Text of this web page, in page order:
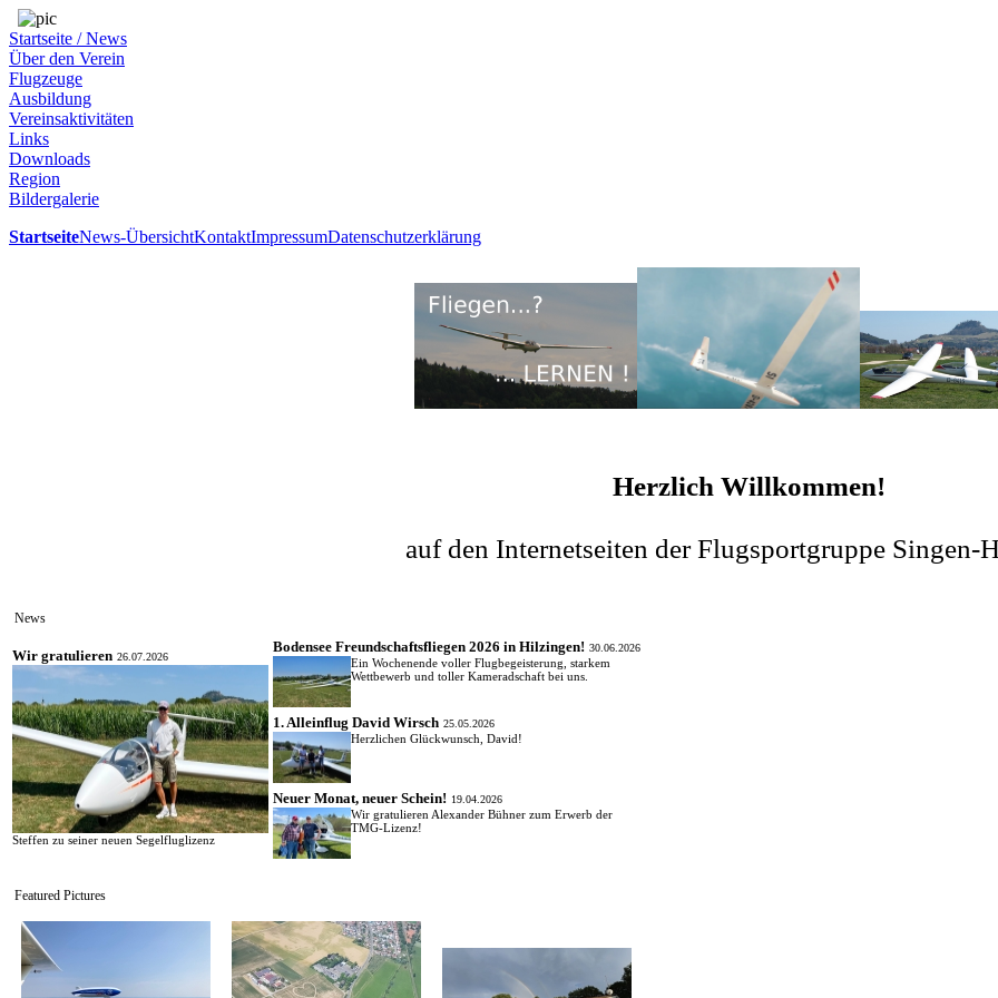
Startseite / News
Über den Verein
Flugzeuge
Ausbildung
Vereinsaktivitäten
Links
Downloads
Region
Bildergalerie
StartseiteNews-ÜbersichtKontaktImpressumDatenschutzerklärung
Herzlich Willkommen!
auf den Internetseiten der Flugsportgruppe Singen-
News
Wir gratulieren 26.07.2026
Steffen zu seiner neuen Segelfluglizenz
Bodensee Freundschaftsfliegen 2026 in Hilzingen! 30.06.2026
Ein Wochenende voller Flugbegeisterung, starkem
Wettbewerb und toller Kameradschaft bei uns.
1. Alleinflug David Wirsch 25.05.2026
Herzlichen Glückwunsch, David!
Neuer Monat, neuer Schein! 19.04.2026
Wir gratulieren Alexander Bühner zum Erwerb der
TMG-Lizenz!
Featured Pictures